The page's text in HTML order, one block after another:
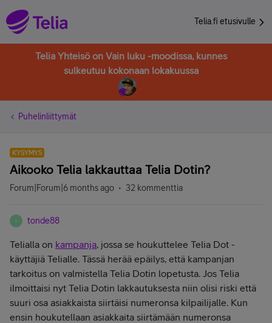
Telia.fi etusivulle
Telia Yhteisö on Vain luku -moodissa, kunnes
sulkeutuu kokonaan lokakuussa
Puhelinliittymät
KYSYMYS
Aikooko Telia lakkauttaa Telia Dotin?
Forum|Forum|6 months ago 32 kommenttia
T tonde88
Telialla on kampanja, jossa se houkuttelee Telia Dot -
käyttäjiä Telialle. Tässä herää epäilys, että kampanjan
tarkoitus on valmistella Telia Dotin lopetusta. Jos Telia
ilmoittaisi nyt Telia Dotin lakkautuksesta niin olisi riski että
suuri osa asiakkaista siirtäisi numeronsa kilpailijalle. Kun
ensin houkutellaan asiakkaita siirtämään numeronsa